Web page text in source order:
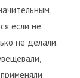
если не
не делали.